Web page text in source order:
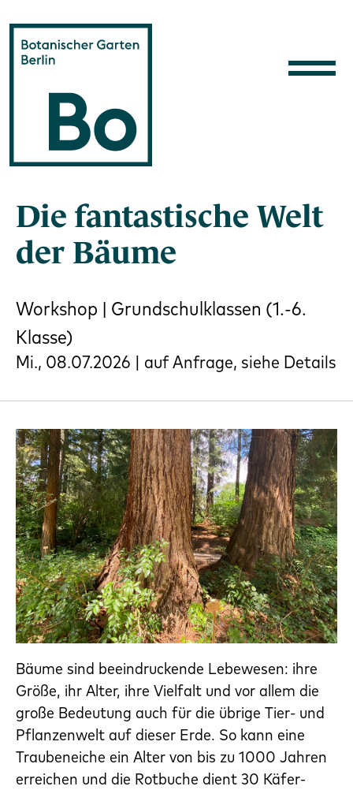
Die fantastische Welt
der Bäume
Workshop | Grundschulklassen (1.-6.
Klasse)
Mi., 08.07.2026 | auf Anfrage, siehe Details
Bäume sind beeindruckende Lebewesen: ihre
Größe, ihr Alter, ihre Vielfalt und vor allem die
große Bedeutung auch für die übrige Tier- und
Pflanzenwelt auf dieser Erde. So kann eine
Traubeneiche ein Alter von bis zu 1000 Jahren
erreichen und die Rotbuche dient 30 Käfer-